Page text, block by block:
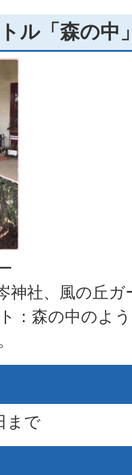
ル「森の中
神社、風の丘ガ
：森の中のよ
まで